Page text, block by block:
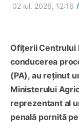
02 iul. 2026, 12:16
Ofițerii Centrului
conducerea
(PA), au reținut
Ministerului
reprezentant al
penală pornită